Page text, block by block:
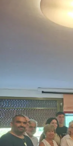
Προσωπικά
ηρεμία, η
ηθικές της
οποιοδήποτε
προσωπική
κάτω από
Πόσο